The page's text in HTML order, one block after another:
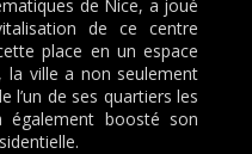
de Nice, a joué
de ce centre
place en un espace
ville a non seulement
l’un de ses quartiers les
également boosté son